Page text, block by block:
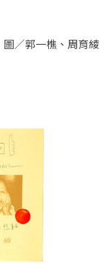
／郭一樵、周育綾